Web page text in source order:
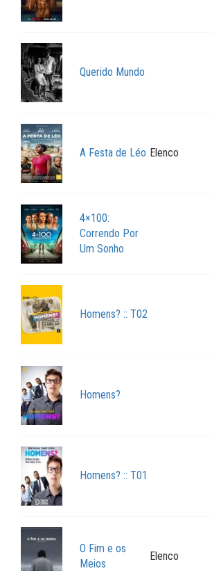
Querido Mundo
A Festa de Léo Elenco
4×100:
Correndo Por
Um Sonho
Homens? :: T02
Homens?
Homens? :: T01
O Fim e os
Meios
Elenco